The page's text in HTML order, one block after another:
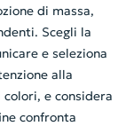
di massa,
Scegli la
e seleziona
alla
e considera
confronta